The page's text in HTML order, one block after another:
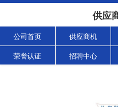
供应
公司首页 供应商机
荣誉认证 招聘中心